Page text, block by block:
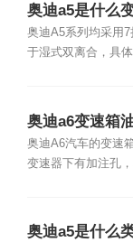
奥迪a5是什么
奥迪A5系列均采用
于湿式双离合，具
奥迪a6变速箱
奥迪A6汽车的变速
变速器下有加注孔
奥迪a5是什么